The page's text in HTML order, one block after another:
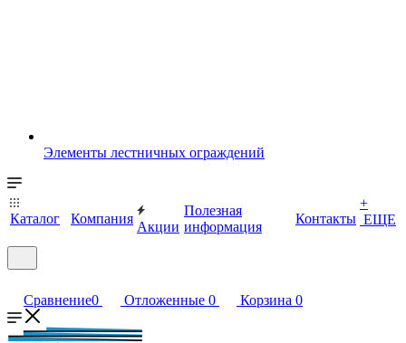
Элементы лестничных ограждений
Каталог Компания
Акции
Полезная
информация
Контакты
+
ЕЩЕ
Сравнение0 Отложенные 0 Корзина 0